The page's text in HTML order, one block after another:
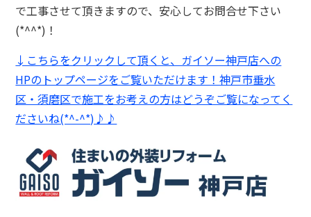
で工事させて頂きますので、安心してお問合せ下さい
(*^^*)！
↓こちらをクリックして頂くと、ガイソー神戸店への
HPのトップページをご覧いただけます！神戸市垂水
区・須磨区で施工をお考えの方はどうぞご覧になってく
ださいね(*^-^*)♪♪